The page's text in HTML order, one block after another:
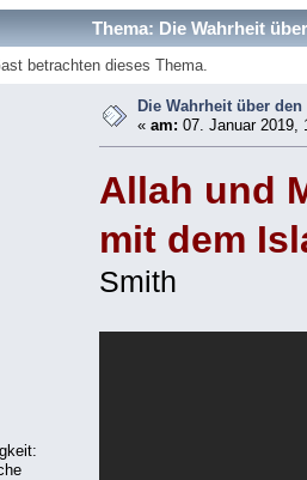
Thema: Die Wahrheit
betrachten dieses Thema.
Die Wahrheit über
«am: 07. Januar 2019,
Allah und
mit dem
Smith